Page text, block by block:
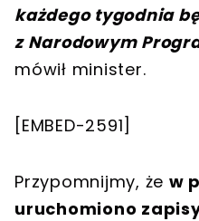
każdego tygodnia
z Narodowym
mówił minister.
[EMBED-2591]
Przypomnijmy, że w
uruchomiono